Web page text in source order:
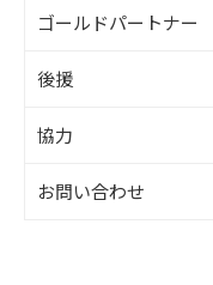
ゴールドパートナー
後援
協力
お問い合わせ